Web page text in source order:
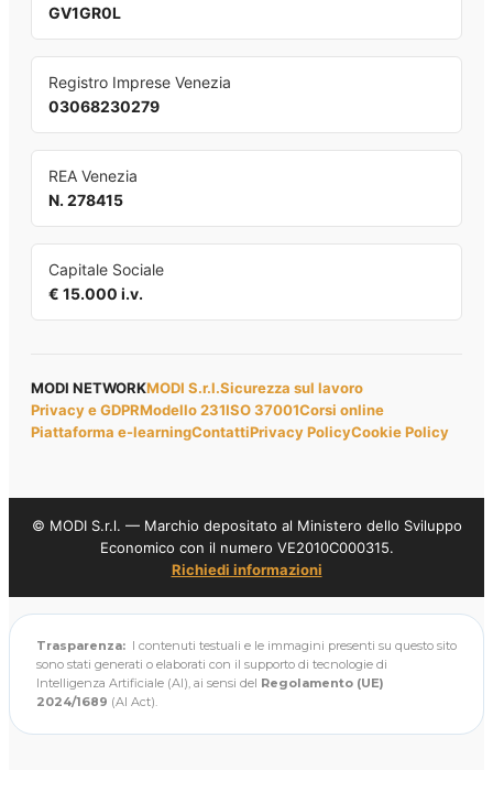
GV1GR0L
Registro Imprese Venezia
03068230279
REA Venezia
N. 278415
Capitale Sociale
€ 15.000 i.v.
MODI NETWORKMODI S.r.l.Sicurezza sul lavoro
Privacy e GDPRModello 231ISO 37001Corsi online
Piattaforma e-learningContattiPrivacy PolicyCookie Policy
© MODI S.r.l. — Marchio depositato al Ministero dello Sviluppo
Economico con il numero VE2010C000315.
Richiedi informazioni
Trasparenza: I contenuti testuali e le immagini presenti su questo sito
sono stati generati o elaborati con il supporto di tecnologie di
Intelligenza Artificiale (AI), ai sensi del Regolamento (UE)
2024/1689 (AI Act).